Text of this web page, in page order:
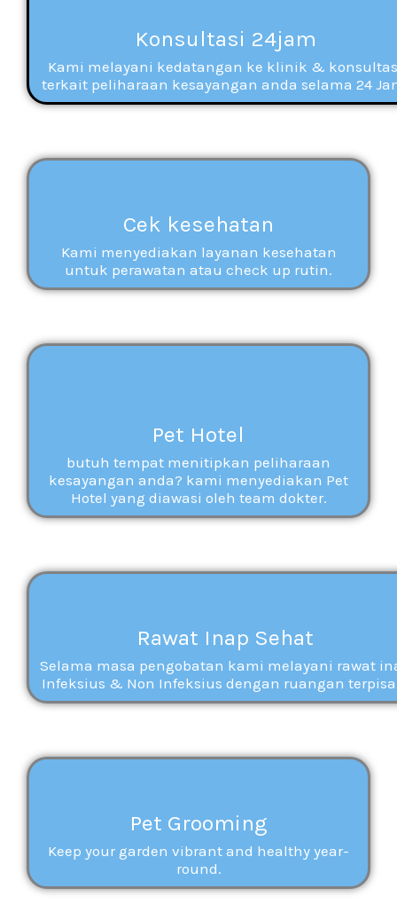
Konsultasi 24jam
Kami melayani kedatangan ke klinik &
terkait peliharaan kesayangan anda selama 24
Cek kesehatan
Kami menyediakan layanan kesehatan
untuk perawatan atau check up rutin.
Pet Hotel
butuh tempat menitipkan peliharaan
kesayangan anda? kami menyediakan Pet
Hotel yang diawasi oleh team dokter.
Rawat Inap Sehat
Selama masa pengobatan kami melayani rawat
Infeksius & Non Infeksius dengan ruangan
Pet Grooming
Keep your garden vibrant and healthy year-
round.